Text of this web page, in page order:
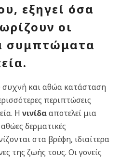
εξηγεί όσα
οι
συμπτώματα
συχνή και αθώα κατάσταση
περιπτώσεις
Η νινίδααποτελεί μια
δερματικές
στα βρέφη, ιδιαίτερα
της ζωής τους. Οι γονείς